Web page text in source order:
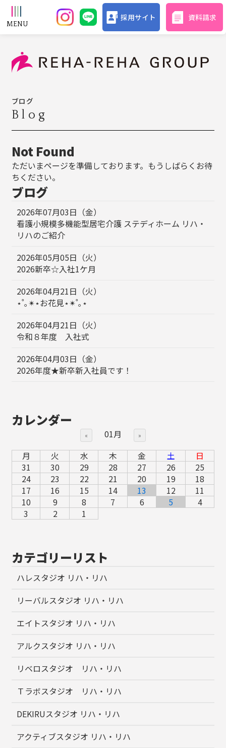
採用サイト 資料請求
ブログ
Blog
Not Found
ただいまページを準備しております。もうしばらくお待
ちください。
ブログ
2026年07月03日（金）
看護小規模多機能型居宅介護 ステディホーム リハ・
リハのご紹介
2026年05月05日（火）
2026新卒☆入社1ケ月
2026年04月21日（火）
⋆˚｡✴︎⋆お花見⋆✴︎˚｡⋆
2026年04月21日（火）
令和８年度 入社式
2026年04月03日（金）
2026年度★新卒新入社員です！
カレンダー
« 01月 »
月 火 水 木 金 土
日
31
30 29 28 27 26
25
24
23 22 21 20 19
18
17
16 15 14 13 12
11
10
9 8 7 6 5
4
3
2 1
カテゴリーリスト
ハレスタジオ リハ・リハ
リーバルスタジオ リハ・リハ
エイトスタジオ リハ・リハ
アルクスタジオ リハ・リハ
リベロスタジオ リハ・リハ
Ｔラボスタジオ リハ・リハ
DEKIRUスタジオ リハ・リハ
アクティブスタジオ リハ・リハ